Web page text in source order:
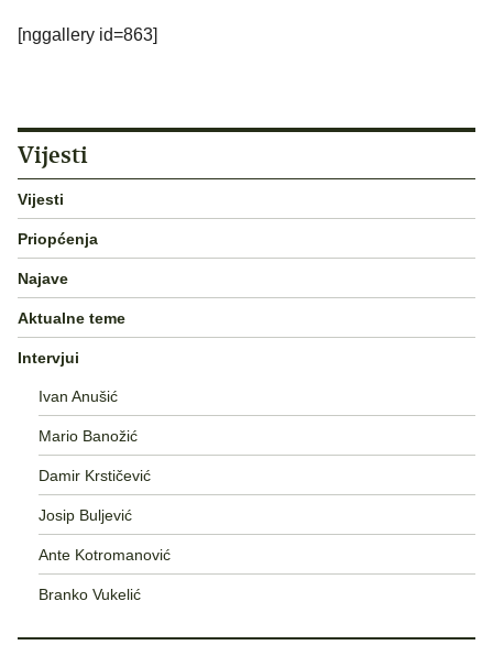
[nggallery id=863]
Vijesti
Vijesti
Priopćenja
Najave
Aktualne teme
Intervjui
Ivan Anušić
Mario Banožić
Damir Krstičević
Josip Buljević
Ante Kotromanović
Branko Vukelić